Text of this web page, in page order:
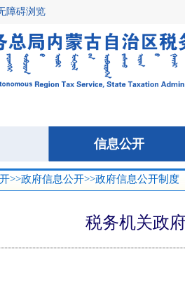
障碍浏览
信息公开
信息公开
>>政府信息公开>>政府信息公开制度
税务机关政